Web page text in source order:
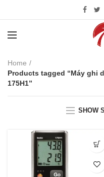
Home
Products tagged “Máy ghi
175H1”
SHOW